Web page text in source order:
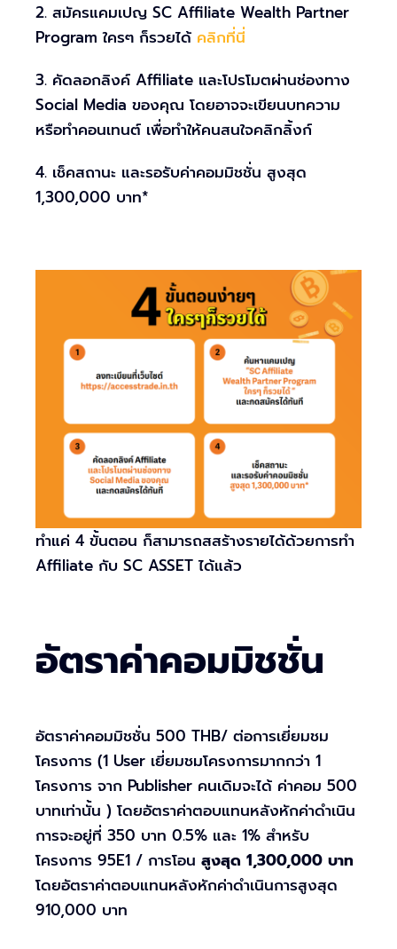
2. สมัครแคมเปญ SC Affiliate Wealth Partner
Program ใครๆ ก็รวยได้ คลิกที่นี่
3. คัดลอกลิงค์ Affiliate และโปรโมตผ่านช่องทาง
Social Media ของคุณ โดยอาจจะเขียนบทความ
หรือทำคอนเทนต์ เพื่อทำให้คนสนใจคลิกลิ้งก์
4. เช็คสถานะ และรอรับค่าคอมมิชชั่น สูงสุด
1,300,000 บาท*
ทำแค่ 4 ขั้นตอน ก็สามารถสสร้างรายได้ด้วยการทำ
Affiliate กับ SC ASSET ได้แล้ว
อัตราค่าคอมมิชชั่น
อัตราค่าคอมมิชชั่น 500 THB/ ต่อการเยี่ยมชม
โครงการ (1 User เยี่ยมชมโครงการมากกว่า 1
โครงการ จาก Publisher คนเดิมจะได้ ค่าคอม 500
บาทเท่านั้น ) โดยอัตราค่าตอบแทนหลังหักค่าดำเนิน
การจะอยู่ที่ 350 บาท 0.5% และ 1% สำหรับ
โครงการ 95E1 / การโอน สูงสุด 1,300,000 บาท
โดยอัตราค่าตอบแทนหลังหักค่าดำเนินการสูงสุด
910,000 บาท